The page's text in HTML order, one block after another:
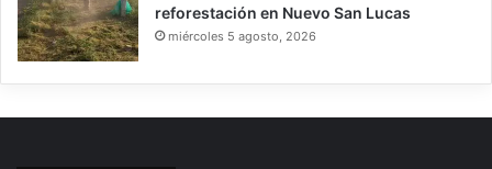
reforestación en Nuevo San Lucas
miércoles 5 agosto, 2026